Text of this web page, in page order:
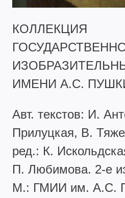
КОЛЛЕКЦИЯ
ИМЕНИ А.С.
Авт. текстов: И.
Прилуцкая, В.
ред.: К.
П. Любимова. 2-е
М.: ГМИИ им. А.С.